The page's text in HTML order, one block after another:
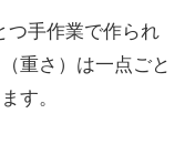
つ手作業で作られ
重さ）は一点ごと
す。